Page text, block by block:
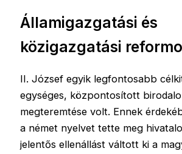
Államigazgatási és
közigazgatási
II. József egyik legfontosabb
egységes, központosított
megteremtése volt. Ennek
a német nyelvet tette meg
jelentős ellenállást váltott ki a